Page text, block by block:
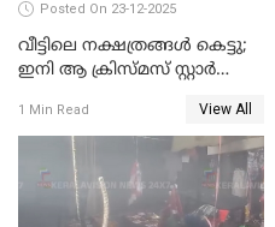
Posted On 23-12-2025
വീട്ടിലെ നക്ഷത്രങ്ങൾ കെട്ടു;
ഇനി ആ ക്രിസ്മസ് സ്റ്റാർ
വേണ്ടിയുള്ള
പിടിവലിക്കിടയിൽ
അപ്പൂപ്പനെതിരെ പോക്സോ
കേസ് ഒടുവിൽ 4 ജീവനുകൾ
പൊലിഞ്ഞു
1 Min Read View All